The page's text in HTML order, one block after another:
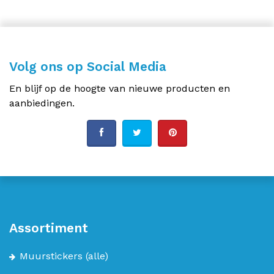
Volg ons op Social Media
En blijf op de hoogte van nieuwe producten en
aanbiedingen.
Assortiment
Muurstickers (alle)